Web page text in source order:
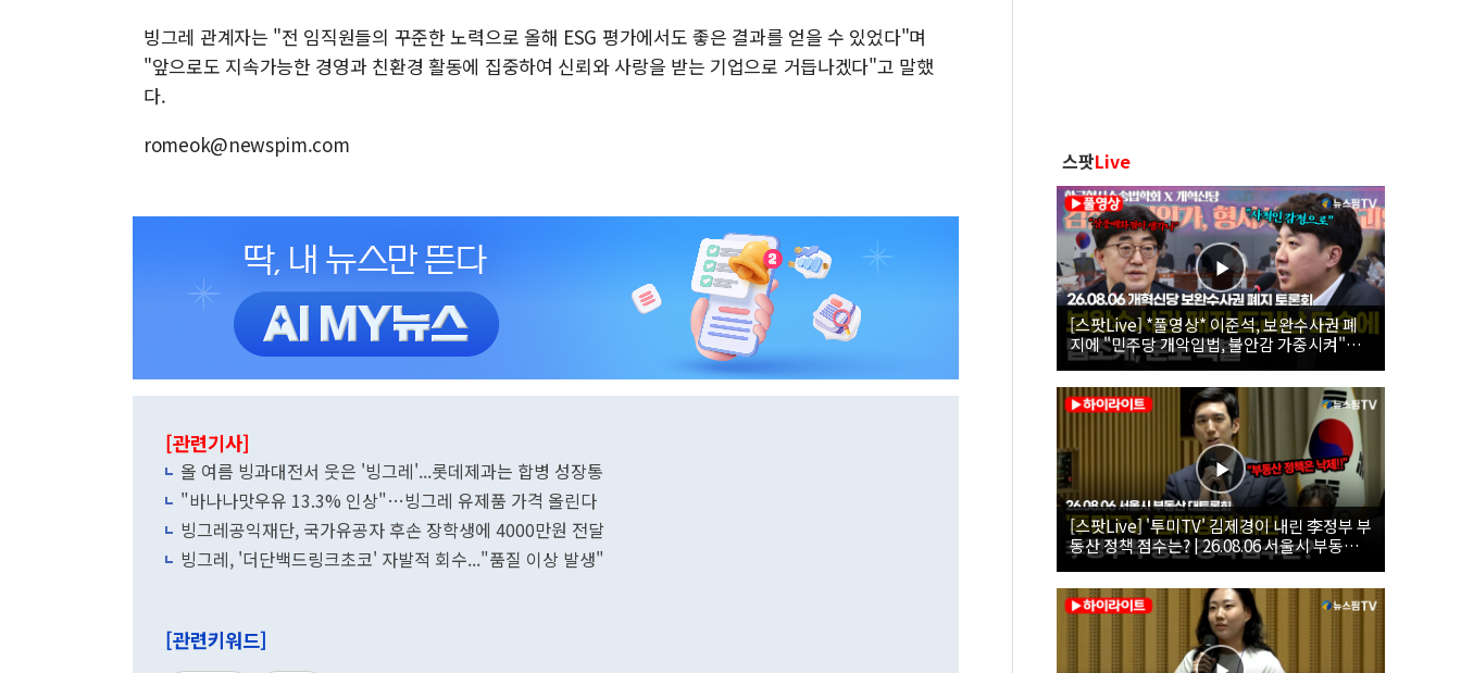
빙그레 관계자는 "전 임직원들의 꾸준한 노력으로 올해 ESG 평가에서도 좋은 결과를 얻을 수 있었다"며
"앞으로도 지속가능한 경영과 친환경 활동에 집중하여 신뢰와 사랑을 받는 기업으로 거듭나겠다"고 말했
다.
romeok@newspim.com
[관련기사]
올 여름 빙과대전서 웃은 '빙그레'...롯데제과는 합병 성장통
"바나나맛우유 13.3% 인상"…빙그레 유제품 가격 올린다
빙그레공익재단, 국가유공자 후손 장학생에 4000만원 전달
빙그레, '더단백드링크초코' 자발적 회수..."품질 이상 발생"
[관련키워드]
스팟Live
[스팟Live] *풀영상* 이준석, 보완수사권 폐
지에 "민주당 개악입법, 불안감 가중시켜"｜
26.08.06 개혁신당 보완수사권 폐지 토론회
[스팟Live] '투미TV' 김제경이 내린 李정부 부
동산 정책 점수는? | 26.08.06 서울시 부동산
대토론회